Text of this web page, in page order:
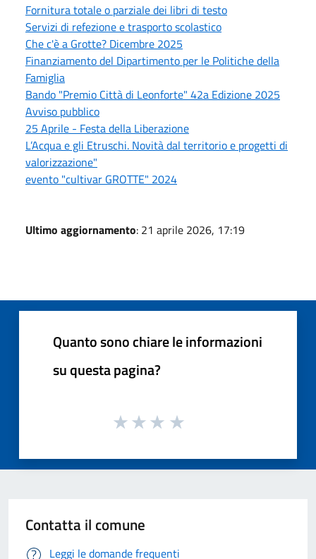
Fornitura totale o parziale dei libri di testo
Servizi di refezione e trasporto scolastico
Che c'è a Grotte? Dicembre 2025
Finanziamento del Dipartimento per le Politiche della
Famiglia
Bando "Premio Città di Leonforte" 42a Edizione 2025
Avviso pubblico
25 Aprile - Festa della Liberazione
L’Acqua e gli Etruschi. Novità dal territorio e progetti di
valorizzazione"
evento "cultivar GROTTE" 2024
Ultimo aggiornamento: 21 aprile 2026, 17:19
Quanto sono chiare le informazioni
su questa pagina?
Contatta il comune
Leggi le domande frequenti